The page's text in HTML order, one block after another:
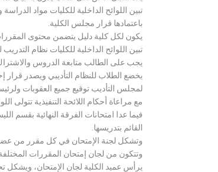
تبين اللوائح الداخلية للكليات مواد
باعتمادها قرار مجلس الكلية.
يكون لكل كلية دليل يتضمن محتوى
تبين اللوائح الداخلية للكليات نظام
يجب على الطالب متابعة الدروس والاشتراك
يخضع الطلاب للنظام التأديبي ويصدر
لمجلس التأديب توقيع جميع العقوبات
مع مراعاة أحكام اللائحة التنفيذية تتولى
فيما عدا امتحانات الفرقة النهائية
القائم بتدريسها.
وتشكل لجنة الإمتحان في كل مقرر من
وتتكون من لجان إمتحان المقررات
يرأس عميد الكلية لجان الإمتحان، ويشكل